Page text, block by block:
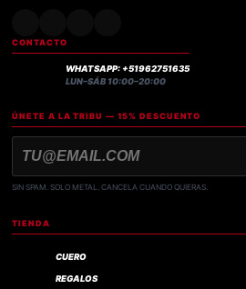
CONTACTO
WHATSAPP: +51962751635
LUN–SÁB 10:00–20:00
ÚNETE A LA TRIBU — 15% DESCUENTO
SIN SPAM. SOLO METAL. CANCELA CUANDO QUIERAS.
TIENDA
CUERO
REGALOS